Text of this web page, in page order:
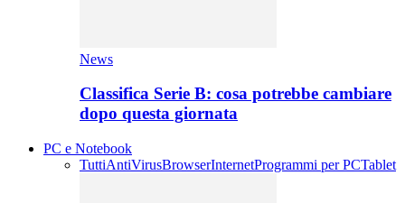
News
Classifica Serie B: cosa potrebbe cambiare
dopo questa giornata
PC e Notebook
TuttiAntiVirusBrowserInternetProgrammi per PCTablet